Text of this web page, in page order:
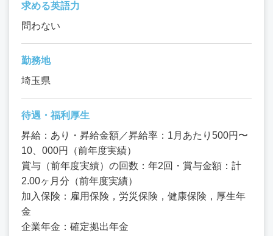
求める英語力
問わない
勤務地
埼玉県
待遇・福利厚生
昇給：あり・昇給金額／昇給率：1月あたり500円〜
10、000円（前年度実績）
賞与（前年度実績）の回数：年2回・賞与金額：計
2.00ヶ月分（前年度実績）
加入保険：雇用保険，労災保険，健康保険，厚生年
金
企業年金：確定拠出年金